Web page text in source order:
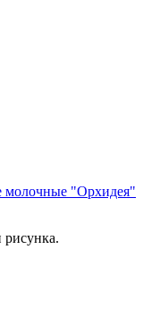
молочные "Орхидея"
рисунка.